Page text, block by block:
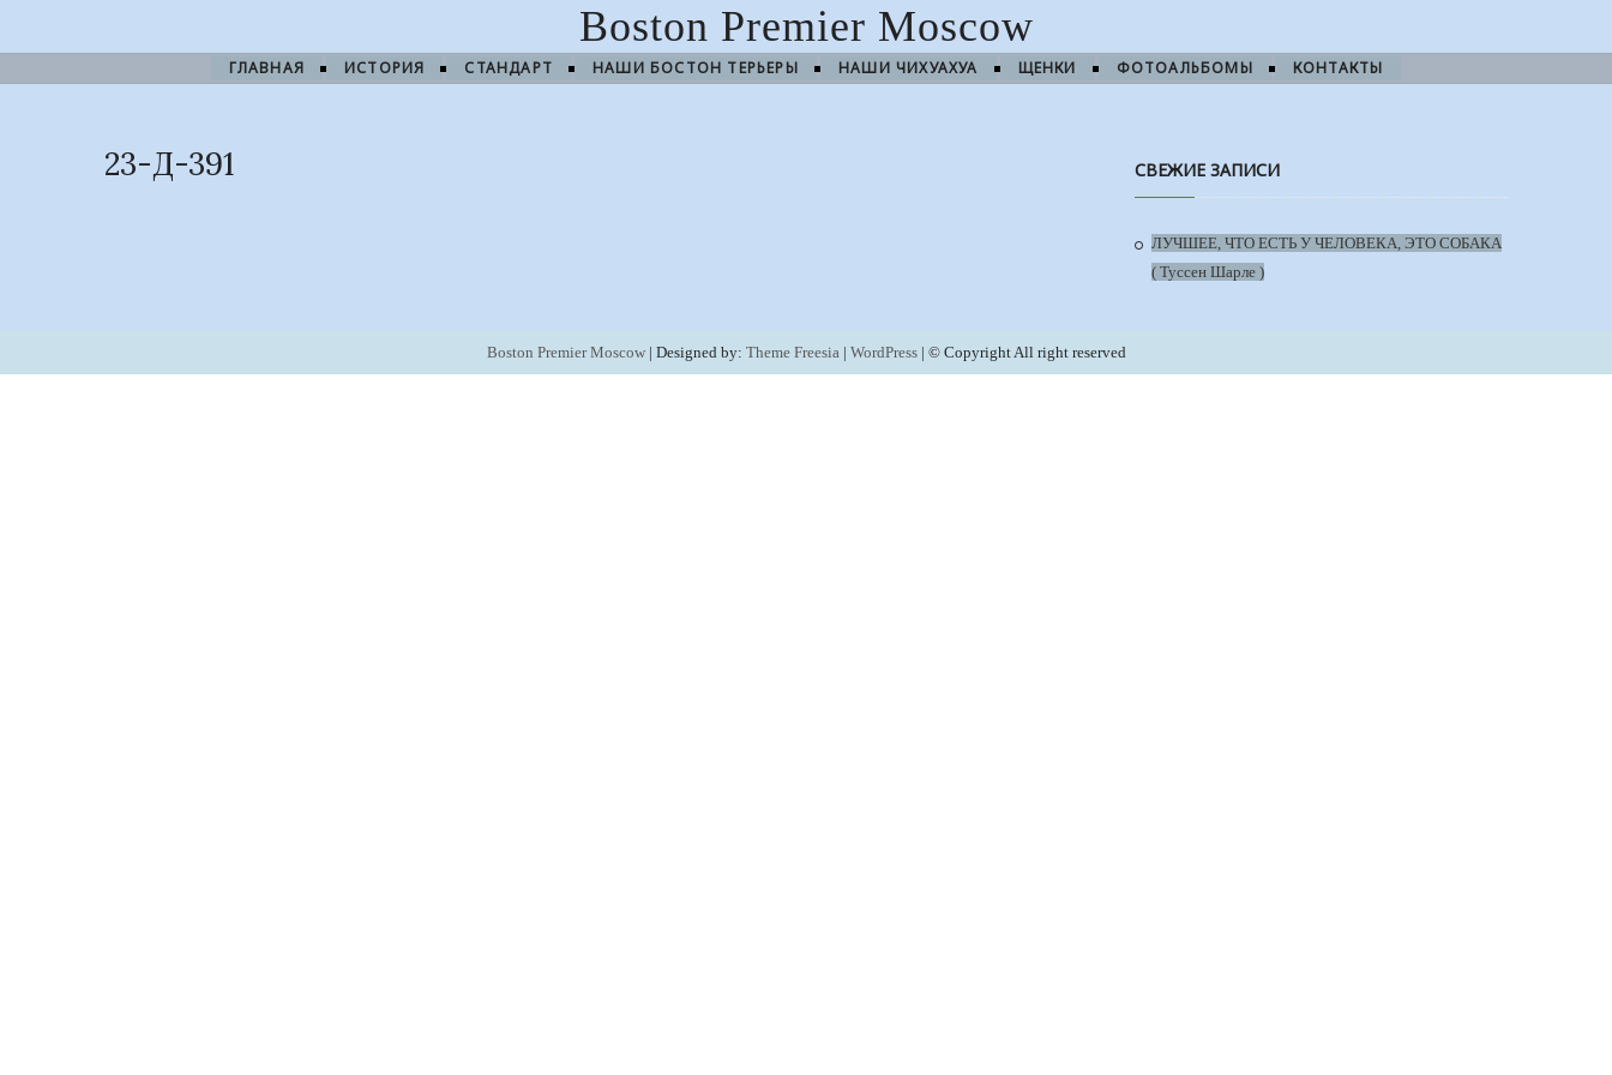
Boston Premier Moscow
ГЛАВНАЯ ИСТОРИЯ СТАНДАРТ НАШИ БОСТОН ТЕРЬЕРЫ НАШИ ЧИХУАХУА ЩЕНКИ ФОТОАЛЬБОМЫ КОНТАКТЫ
23-Д-391 СВЕЖИЕ ЗАПИСИ
ЛУЧШЕЕ, ЧТО ЕСТЬ У ЧЕЛОВЕКА, ЭТО СОБАКА
( Туссен Шарле )
Boston Premier Moscow| Designed by: Theme Freesia| WordPress| © Copyright All right reserved